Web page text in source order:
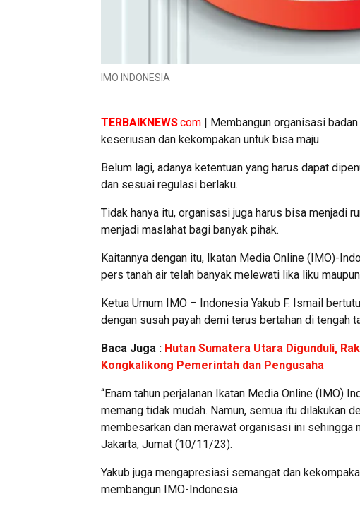
IMO INDONESIA
TERBAIKNEWS.com | Membangun organisasi
keseriusan dan kekompakan untuk bisa maju.
Belum lagi, adanya ketentuan yang harus dapat
dan sesuai regulasi berlaku.
Tidak hanya itu, organisasi juga harus bisa menjadi
menjadi maslahat bagi banyak pihak.
Kaitannya dengan itu, Ikatan Media Online (IMO)-
pers tanah air telah banyak melewati lika liku
Ketua Umum IMO – Indonesia Yakub F. Ismail
dengan susah payah demi terus bertahan di tengah
Baca Juga : Hutan Sumatera Utara Digunduli,
Kongkalikong Pemerintah dan Pengusaha
“Enam tahun perjalanan Ikatan Media Online (IMO)
memang tidak mudah. Namun, semua itu dilakukan
membesarkan dan merawat organisasi ini sehingga
Jakarta, Jumat (10/11/23).
Yakub juga mengapresiasi semangat dan
membangun IMO-Indonesia.